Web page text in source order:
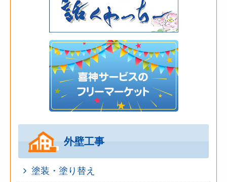
外壁工事
塗装・塗り替え